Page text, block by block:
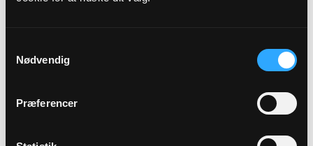
Nødvendig
Præferencer
Budget 2022